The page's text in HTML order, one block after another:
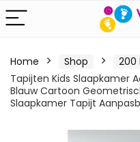
Home Shop 200
Tapijten Kids Slaapkamer
Blauw Cartoon
Slaapkamer Tapijt